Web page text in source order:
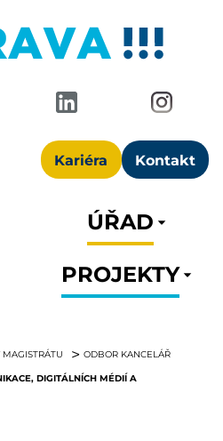
Kariéra Kontakt
ÚŘAD
PROJEKTY
ODBOR KANCELÁŘ
DIGITÁLNÍCH MÉDIÍ A